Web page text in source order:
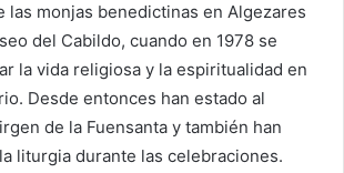
las monjas benedictinas en Algezares
del Cabildo, cuando en 1978 se
la vida religiosa y la espiritualidad en
Desde entonces han estado al
de la Fuensanta y también han
liturgia durante las celebraciones.